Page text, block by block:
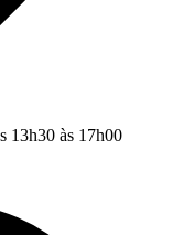
13h30 às 17h00